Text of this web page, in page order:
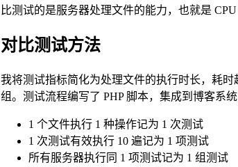
比测试的是服务器处理文件的能力，也就是
对比测试方法
我将测试指标简化为处理文件的执行时长，耗
组。测试流程编写了 PHP 脚本，集成到博客系
1 个文件执行 1 种操作记为 1 次测试
1 次测试有效执行 10 遍记为 1 项测试
所有服务器执行同 1 项测试记为 1 组测试